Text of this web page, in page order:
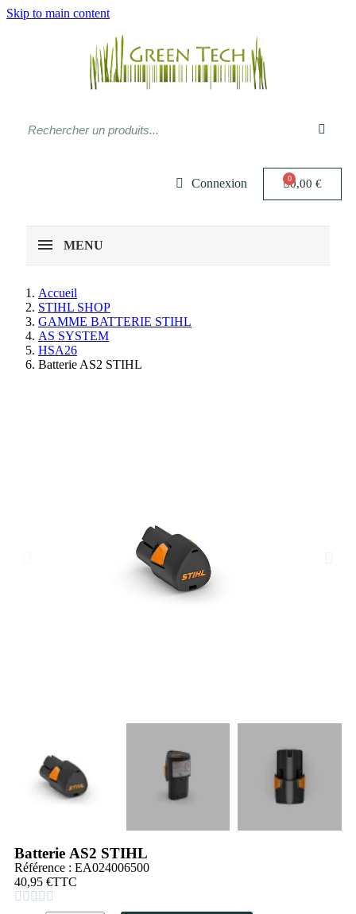
Skip to main content
Connexion 0,00 €
MENU
Accueil
STIHL SHOP
GAMME BATTERIE STIHL
AS SYSTEM
HSA26
Batterie AS2 STIHL
Batterie AS2 STIHL
Référence : EA024006500
40,95 €TTC
    